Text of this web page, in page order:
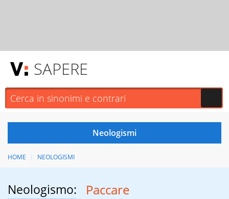
SAPERE
HOME NEOLOGISMI
Neologismo: Paccare